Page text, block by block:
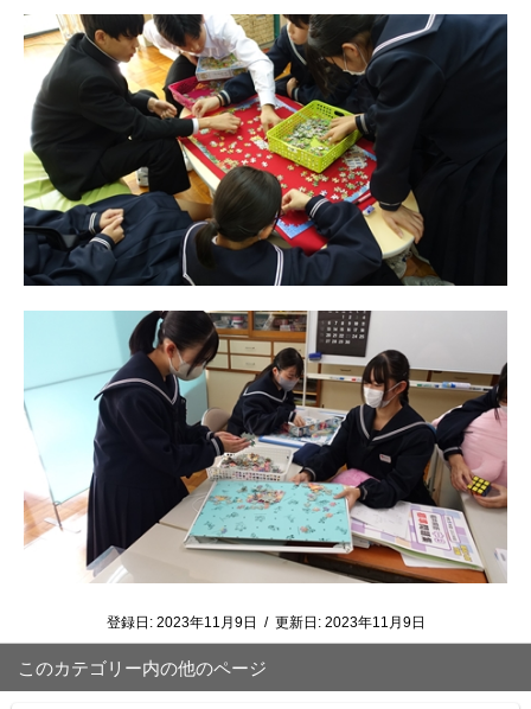
登録日: 2023年11月9日 / 更新日: 2023年11月9日
このカテゴリー内の他のページ